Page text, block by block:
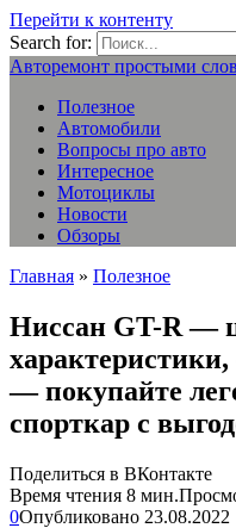
Перейти к контенту
Search for:
Авторемонт простыми
Полезное
Автомобили
Вопросы про авто
Интересное
Мотоциклы
Новости
Обзоры
Главная » Полезное
Ниссан GT-R —
— покупайте
спорткар с
Поделиться в ВКонтакте
Время чтения 8 мин.
0Опубликовано 23.08.2022